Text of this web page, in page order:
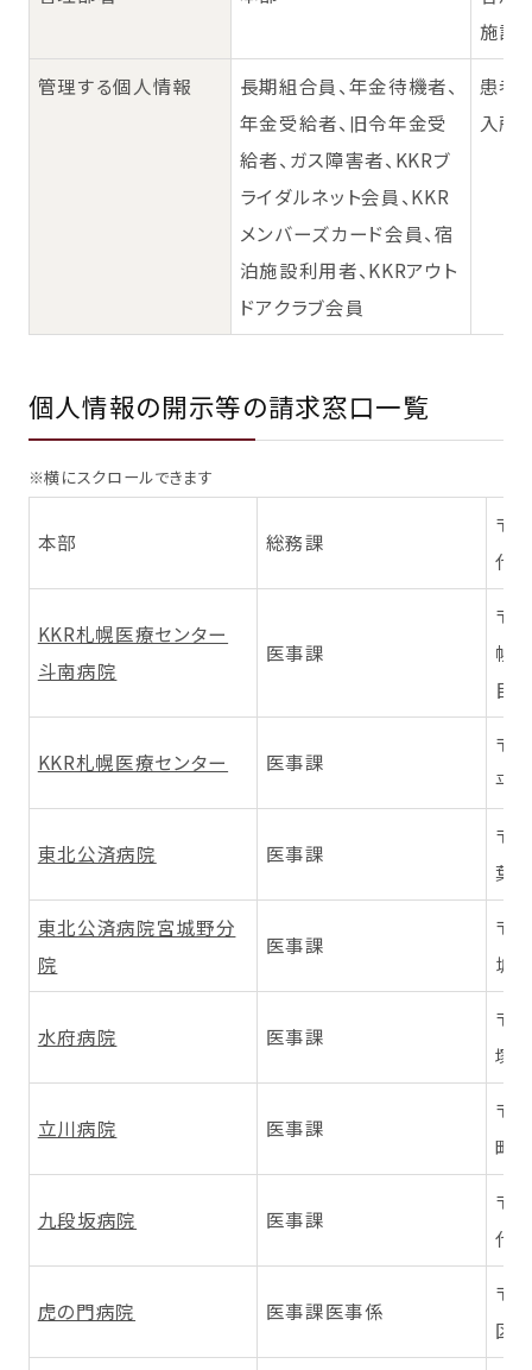
施設
管理する個人情報
長期組合員、年金待機者、
年金受給者、旧令年金受
給者、ガス障害者、KKRブ
ライダルネット会員、KKR
メンバーズカード会員、宿
泊施設利用者、KKRアウト
ドアクラブ会員
患者
入所
個人情報の開示等の請求窓口一覧
※横にスクロールできます
本部 総務課
〒
代
KKR札幌医療センター
斗南病院
医事課
〒
幌
目
KKR札幌医療センター 医事課
〒
平
東北公済病院 医事課
〒
葉
東北公済病院宮城野分
院
医事課
〒
城
水府病院 医事課
〒
塚
立川病院 医事課
〒
町
九段坂病院 医事課
〒
代
虎の門病院 医事課医事係
〒
区